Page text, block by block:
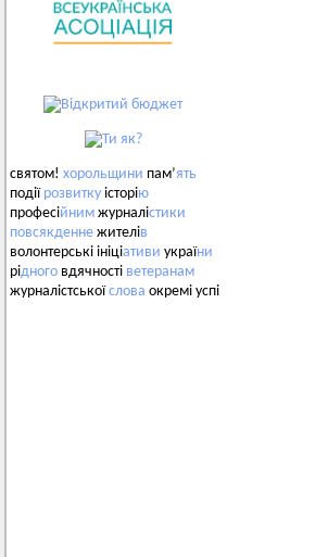
святом! хорольщини пам’ять
події розвитку історію
професійним журналістики
повсякденне жителів
волонтерські ініціативи україни
рідного вдячності ветеранам
журналістськоїслова окремі успі